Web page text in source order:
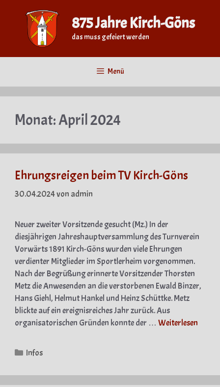
springen
875 Jahre Kirch-Göns
das muss gefeiert werden
Menü
Monat:April 2024
Ehrungsreigen beim TV Kirch-Göns
30.04.2024von admin
Neuer zweiter Vorsitzende gesucht (Mz.) In der
diesjährigen Jahreshauptversammlung des Turnverein
Vorwärts 1891 Kirch-Göns wurden viele Ehrungen
verdienter Mitglieder im Sportlerheim vorgenommen.
Nach der Begrüßung erinnerte Vorsitzender Thorsten
Metz die Anwesenden an die verstorbenen Ewald Binzer,
Hans Giehl, Helmut Hankel und Heinz Schüttke. Metz
blickte auf ein ereignisreiches Jahr zurück. Aus
organisatorischen Gründen konnte der … Weiterlesen
Kategorien
Infos